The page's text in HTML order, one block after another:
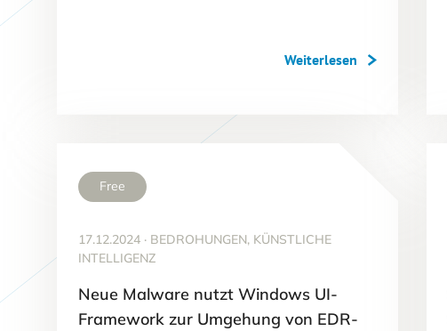
Weiterlesen
Free
17.12.2024 · BEDROHUNGEN, KÜNSTLICHE
INTELLIGENZ
Neue Malware nutzt Windows UI-
Framework zur Umgehung von EDR-